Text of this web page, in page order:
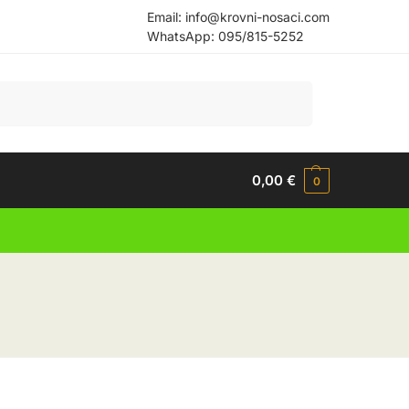
Email: info@krovni-nosaci.com
WhatsApp: 095/815-5252
0,00€ 0